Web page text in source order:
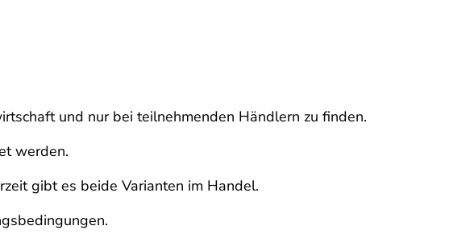
und nur bei teilnehmenden Händlern zu finden.
werden.
gibt es beide Varianten im Handel.